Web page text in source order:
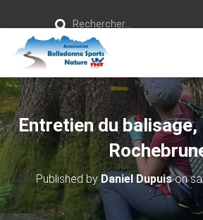
h
:
Rechercher…
Entretien du
Published byDaniel Dupuison